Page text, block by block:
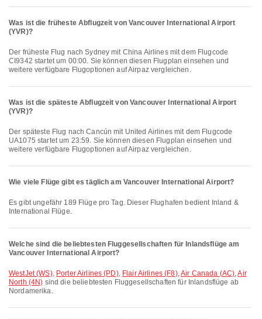
Was ist die früheste Abflugzeit von Vancouver International Airport
(YVR)?
Der früheste Flug nach Sydney mit China Airlines mit dem Flugcode
CI9342 startet um 00:00. Sie können diesen Flugplan einsehen und
weitere verfügbare Flugoptionen auf Airpaz vergleichen.
Was ist die späteste Abflugzeit von Vancouver International Airport
(YVR)?
Der späteste Flug nach Cancún mit United Airlines mit dem Flugcode
UA1075 startet um 23:59. Sie können diesen Flugplan einsehen und
weitere verfügbare Flugoptionen auf Airpaz vergleichen.
Wie viele Flüge gibt es täglich am Vancouver International Airport?
Es gibt ungefähr 189 Flüge pro Tag. Dieser Flughafen bedient Inland &
International Flüge.
Welche sind die beliebtesten Fluggesellschaften für Inlandsflüge am
Vancouver International Airport?
WestJet (WS), Porter Airlines (PD), Flair Airlines (F8),Air Canada (AC),Air
North (4N) sind die beliebtesten Fluggesellschaften für Inlandsflüge ab
Nordamerika.